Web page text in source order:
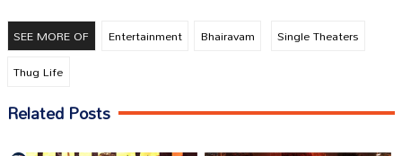
SEE MORE OF Entertainment Bhairavam
Single Theaters
Thug Life
Related Posts